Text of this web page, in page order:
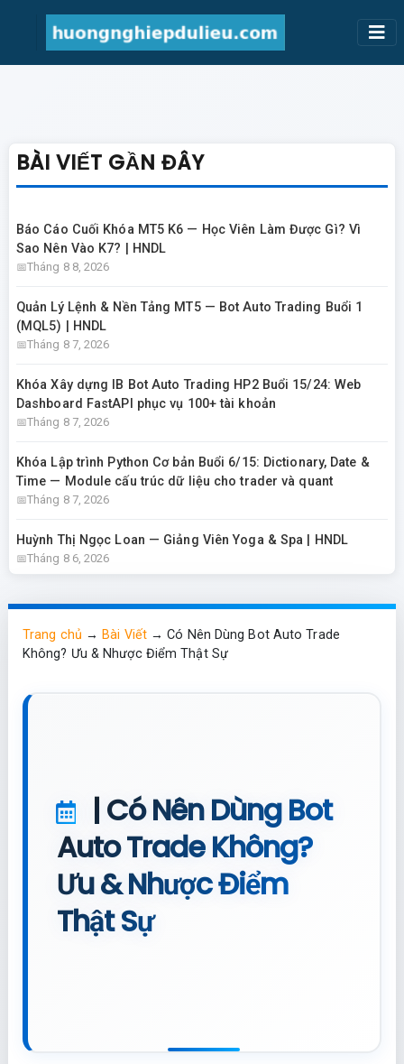
BÀI VIẾT GẦN ĐÂY
Báo Cáo Cuối Khóa MT5 K6 — Học Viên Làm Được Gì? Vì
Sao Nên Vào K7? | HNDL
Tháng 8 8, 2026
Quản Lý Lệnh & Nền Tảng MT5 — Bot Auto Trading Buổi 1
(MQL5) | HNDL
Tháng 8 7, 2026
Khóa Xây dựng IB Bot Auto Trading HP2 Buổi 15/24: Web
Dashboard FastAPI phục vụ 100+ tài khoản
Tháng 8 7, 2026
Khóa Lập trình Python Cơ bản Buổi 6/15: Dictionary, Date &
Time — Module cấu trúc dữ liệu cho trader và quant
Tháng 8 7, 2026
Huỳnh Thị Ngọc Loan — Giảng Viên Yoga & Spa | HNDL
Tháng 8 6, 2026
Trang chủ →Bài Viết→Có Nên Dùng Bot Auto Trade
Không? Ưu & Nhược Điểm Thật Sự
| Có Nên Dùng Bot
Auto Trade Không?
Ưu & Nhược Điểm
Thật Sự